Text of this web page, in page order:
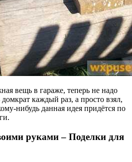
вещь в гараже, теперь не надо
домкрат каждый раз, а просто взял,
нибудь данная идея придётся по
руками – Поделки для